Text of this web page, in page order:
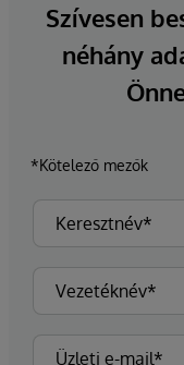
Szívesen
néhány
*Kötelező mezők